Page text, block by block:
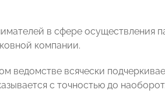
в сфере осуществления
компании.
ведомстве всячески
с точностью до